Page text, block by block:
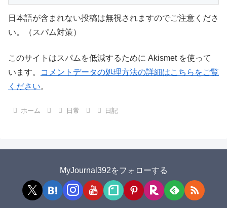
日本語が含まれない投稿は無視されますのでご注意くださ
い。（スパム対策）
このサイトはスパムを低減するために Akismet を使って
います。
コメントデータの処理方法の詳細はこちらをご覧
ください。
ホーム 日常 日記
MyJournal392をフォローする